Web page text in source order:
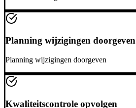
Planning wijzigingen doorgeven
Planning wijzigingen doorgeven
Kwaliteitscontrole opvolgen